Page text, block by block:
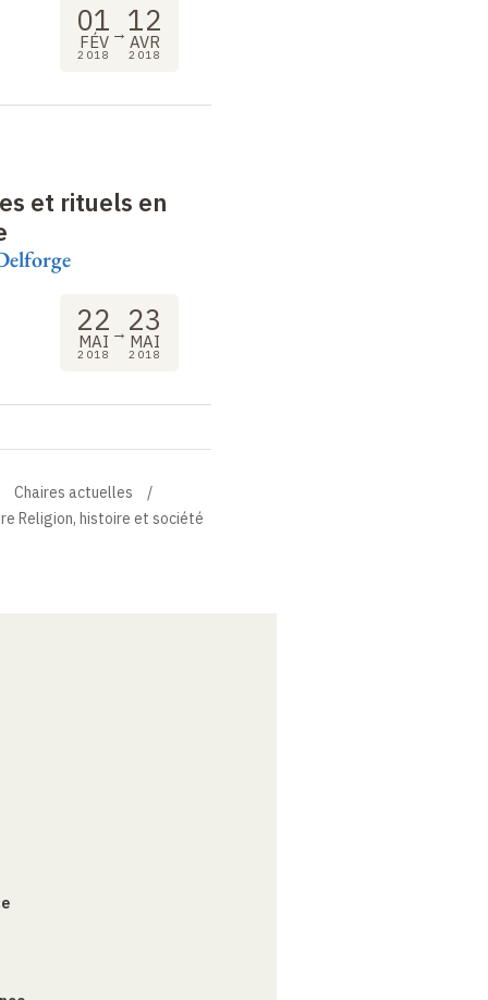
01
FÉV
2018
→ 12
AVR
2018
et rituels en
22
MAI
2018
→ 23
MAI
2018
Chaires actuelles
Religion, histoire et société